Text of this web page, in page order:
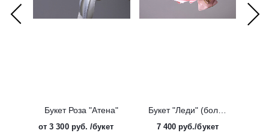
Букет Роза "Атена"
от3 300 руб. /букет
Букет "Леди" (большой)
7 400 руб./букет